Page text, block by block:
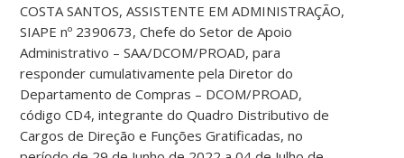
COSTA SANTOS, ASSISTENTE EM ADMINISTRAÇÃO,
SIAPE nº 2390673, Chefe do Setor de Apoio
Administrativo – SAA/DCOM/PROAD, para
responder cumulativamente pela Diretor do
Departamento de Compras – DCOM/PROAD,
código CD4, integrante do Quadro Distributivo de
Cargos de Direção e Funções Gratificadas, no